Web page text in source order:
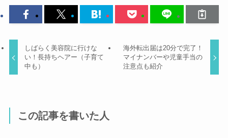
しばらく美容院に行けな
い！長持ちヘアー（子育て
中も）
海外転出届は20分で完了！
マイナンバーや児童手当の
注意点も紹介
この記事を書いた人